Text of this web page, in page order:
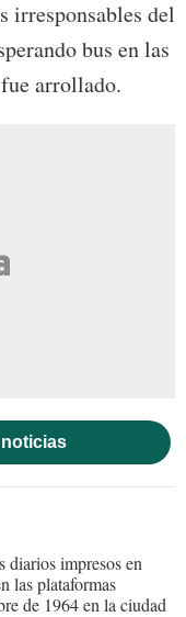
irresponsables del
bus en las
arrollado.
impresos en
las plataformas
de 1964 en la ciudad